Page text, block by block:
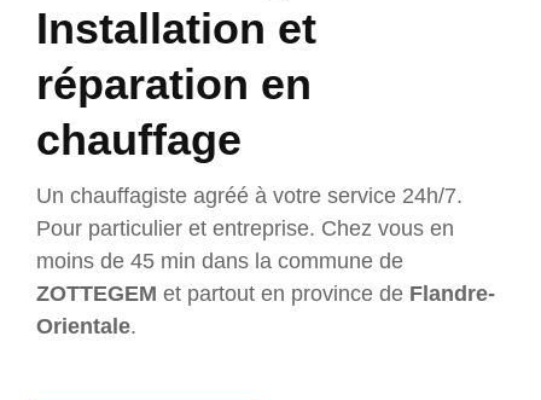
Installation et
réparation en
chauffage
Un chauffagiste agréé à votre service 24h/7.
Pour particulier et entreprise. Chez vous en
moins de 45 min dans la commune de
ZOTTEGEM et partout en province de Flandre-
Orientale.